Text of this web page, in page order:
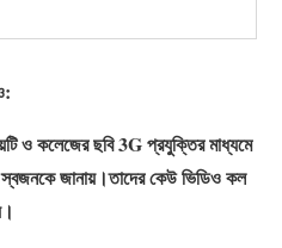
ও কলেজের ছবি 3G প্রযুক্তির মাধ্যমে
জানায়।তাদের কেউ ভিডিও কল